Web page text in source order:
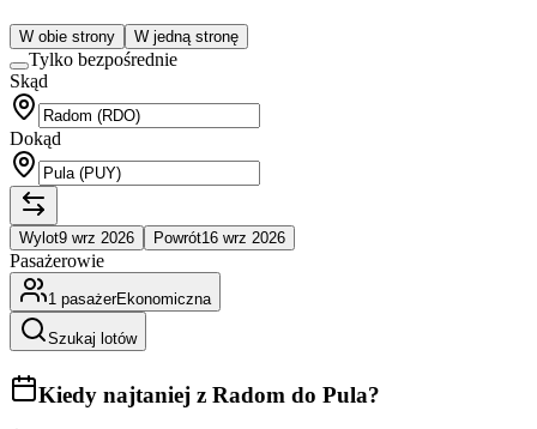
W obie strony W jedną stronę
Tylko bezpośrednie
Skąd
Dokąd
Wylot9 wrz 2026 Powrót16 wrz 2026
Pasażerowie
1 pasażerEkonomiczna
Szukaj lotów
Kiedy najtaniej z Radom do Pula?